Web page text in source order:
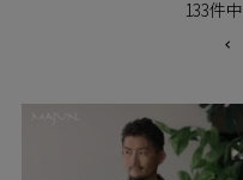
133件中